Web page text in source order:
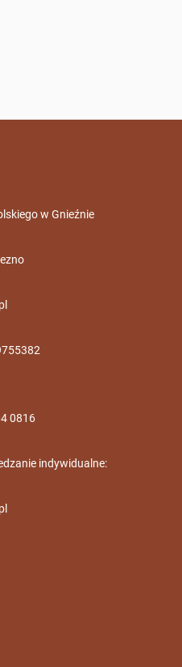
w Gnieźnie
0816
indywidualne: